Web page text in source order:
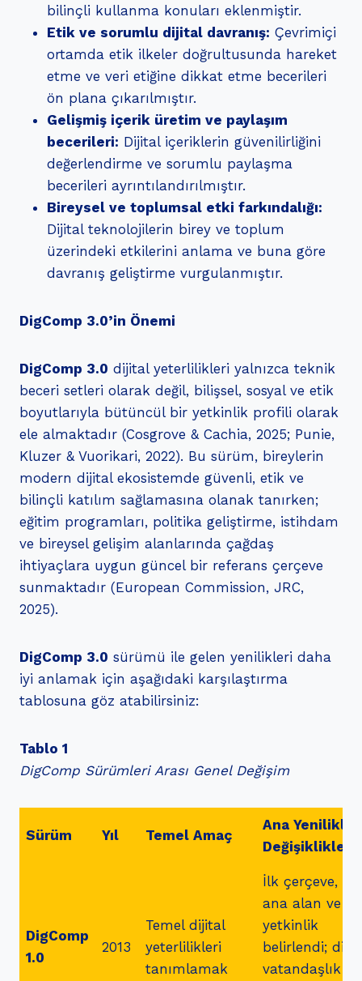
bilinçli kullanma konuları eklenmiştir.
Etik ve sorumlu dijital davranış: Çevrimiçi
ortamda etik ilkeler doğrultusunda hareket
etme ve veri etiğine dikkat etme becerileri
ön plana çıkarılmıştır.
Gelişmiş içerik üretim ve paylaşım
becerileri: Dijital içeriklerin güvenilirliğini
değerlendirme ve sorumlu paylaşma
becerileri ayrıntılandırılmıştır.
Bireysel ve toplumsal etki farkındalığı:
Dijital teknolojilerin birey ve toplum
üzerindeki etkilerini anlama ve buna göre
davranış geliştirme vurgulanmıştır.
DigComp 3.0’in Önemi
DigComp 3.0 dijital yeterlilikleri yalnızca teknik
beceri setleri olarak değil, bilişsel, sosyal ve etik
boyutlarıyla bütüncül bir yetkinlik profili olarak
ele almaktadır (Cosgrove & Cachia, 2025; Punie,
Kluzer & Vuorikari, 2022). Bu sürüm, bireylerin
modern dijital ekosistemde güvenli, etik ve
bilinçli katılım sağlamasına olanak tanırken;
eğitim programları, politika geliştirme, istihdam
ve bireysel gelişim alanlarında çağdaş
ihtiyaçlara uygun güncel bir referans çerçeve
sunmaktadır (European Commission, JRC,
2025).
DigComp 3.0 sürümü ile gelen yenilikleri daha
iyi anlamak için aşağıdaki karşılaştırma
tablosuna göz atabilirsiniz:
Tablo 1
DigComp Sürümleri Arası Genel Değişim
Sürüm Yıl Temel Amaç
Ana
Değişiklikler
DigComp
1.0
2013
Temel dijital
yeterlilikleri
tanımlamak
İlk çerçeve, 5
ana alan ve 21
yetkinlik
belirlendi;
vatandaşlık ve